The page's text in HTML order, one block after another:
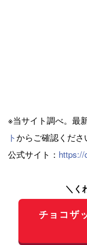
※当サイト調べ。最
ト からご確認くださ
公式サイト：
＼く
チョコザ